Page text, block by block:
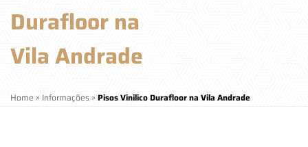
Durafloor na
Vila Andrade
Home » Informações » Pisos Vinilico Durafloor na Vila Andrade